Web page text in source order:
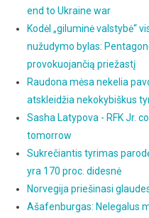
end to Ukraine war
Kodėl „giluminė valstybė“
nužudymo bylas:
provokuojančią priežastį
Raudona mėsa nekelia
atskleidžia nekokybiškus
Sasha Latypova - RFK Jr.
tomorrow
Sukrečiantis tyrimas
yra 170 proc. didesnė
Norvegija priešinasi
Ašafenburgas: Nelegalus